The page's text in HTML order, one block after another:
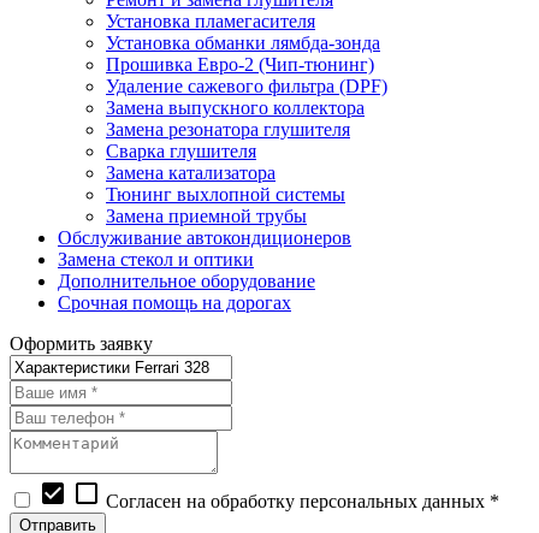
Установка пламегасителя
Установка обманки лямбда-зонда
Прошивка Евро-2 (Чип-тюнинг)
Удаление сажевого фильтра (DPF)
Замена выпускного коллектора
Замена резонатора глушителя
Сварка глушителя
Замена катализатора
Тюнинг выхлопной системы
Замена приемной трубы
Обслуживание автокондиционеров
Замена стекол и оптики
Дополнительное оборудование
Срочная помощь на дорогах
Оформить заявку
check_box check_box_outline_blank Согласен на обработку персональных данных *